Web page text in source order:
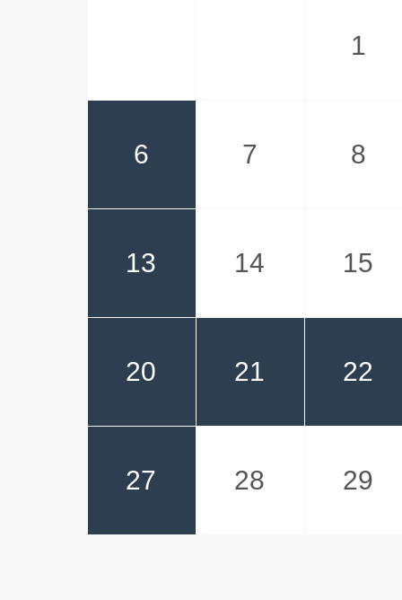
1
6 7 8
13 14 15
20 21 22
27 28 29